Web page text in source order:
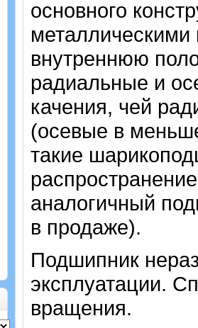
основного
внутреннюю
радиальные и
качения, чей
(осевые в
такие
аналогичный
в продаже).
Подшипник
эксплуатации.
вращения.